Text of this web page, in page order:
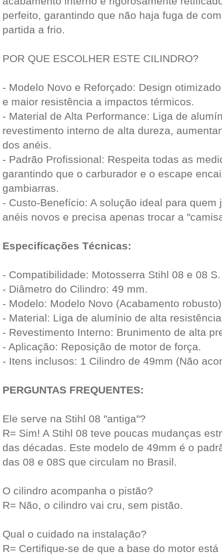
perfeito, garantindo que não haja fuga de
partida a frio.
POR QUE ESCOLHER ESTE CILINDRO?
- Modelo Novo e Reforçado: Design
e maior resistência a impactos térmicos.
- Material de Alta Performance: Liga de
revestimento interno de alta dureza,
dos anéis.
- Padrão Profissional: Respeita todas as
garantindo que o carburador e o escape
gambiarras.
- Custo-Benefício: A solução ideal para
anéis novos e precisa apenas trocar a
Especificações Técnicas:
- Compatibilidade: Motosserra Stihl 08 e 08 S.
- Diâmetro do Cilindro: 49 mm.
- Modelo: Modelo Novo (Acabamento
- Material: Liga de alumínio de alta
- Revestimento Interno: Brunimento de alta
- Aplicação: Reposição de motor de força.
- Itens inclusos: 1 Cilindro de 49mm (Não
PERGUNTAS FREQUENTES:
Ele serve na Stihl 08 "antiga"?
R= Sim! A Stihl 08 teve poucas mudanças
das décadas. Este modelo de 49mm é o
das 08 e 08S que circulam no Brasil.
O cilindro acompanha o pistão?
R= Não, o cilindro vai cru, sem pistão.
Qual o cuidado na instalação?
R= Certifique-se de que a base do motor